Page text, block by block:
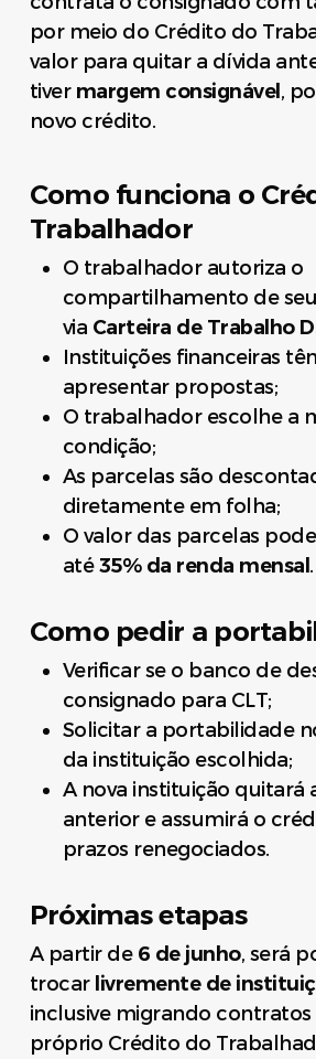
por meio do Crédito do
valor para quitar a dívida
tiver margem consignável ,
novo crédito.
Como funciona o
Trabalhador
O trabalhador autoriza o
compartilhamento de
via Carteira de Trabalho
Instituições financeiras
apresentar propostas;
O trabalhador escolhe a
condição;
As parcelas são
diretamente em folha;
O valor das parcelas
até35% da renda mensal .
Como pedir a
Verificar se o banco de
consignado para CLT;
Solicitar a portabilidade
da instituição escolhida;
A nova instituição quitará
anterior e assumirá o
prazos renegociados.
Próximas etapas
A partir de 6 de junho, será
trocar livremente de
inclusive migrando
próprio Crédito do